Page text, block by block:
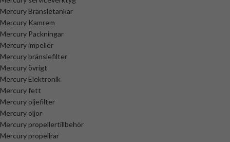
Mercury Bränsletankar
Mercury Kamrem
Mercury Packningar
Mercury impeller
Mercury bränslefilter
Mercury övrigt
Mercury Elektronik
Mercury fett
Mercury oljefilter
Mercury oljor
Mercury propellertillbehör
Mercury propellrar